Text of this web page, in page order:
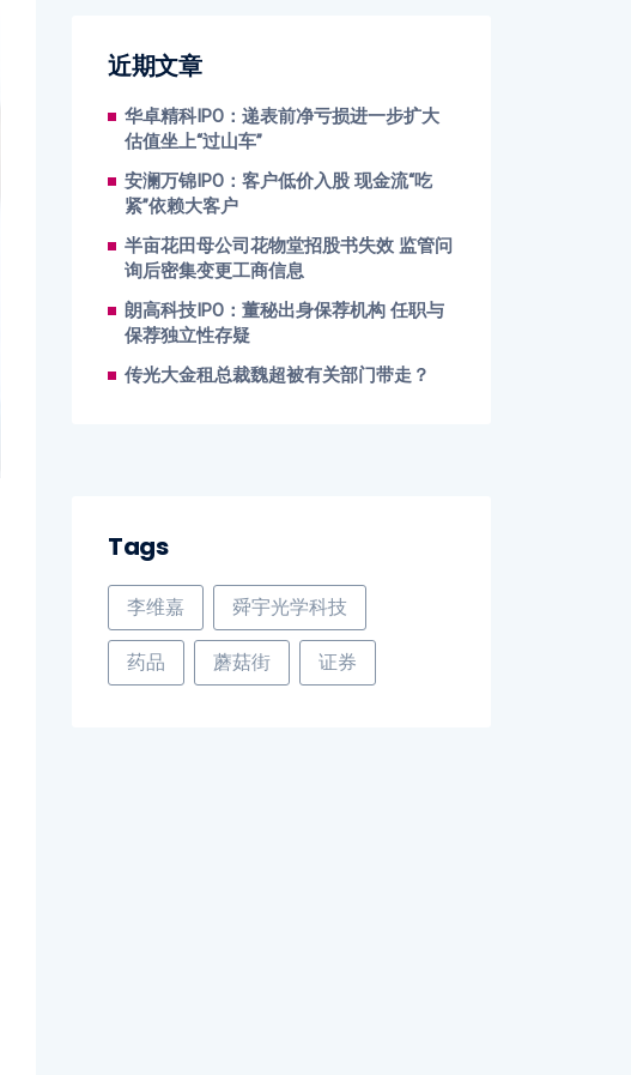
近期文章
华卓精科IPO：递表前净亏损进一步扩大
估值坐上“过山车”
安澜万锦IPO：客户低价入股 现金流“吃
紧”依赖大客户
半亩花田母公司花物堂招股书失效 监管问
询后密集变更工商信息
朗高科技IPO：董秘出身保荐机构 任职与
保荐独立性存疑
传光大金租总裁魏超被有关部门带走？
Tags
李维嘉 舜宇光学科技
药品 蘑菇街 证券